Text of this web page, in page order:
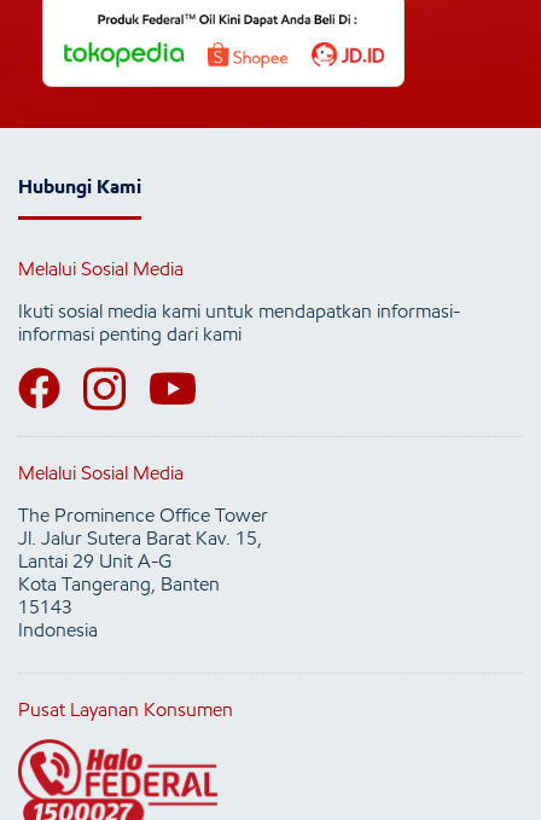
Hubungi Kami
Melalui Sosial Media
Ikuti sosial media kami untuk mendapatkan informasi-
informasi penting dari kami
Melalui Sosial Media
The Prominence Office Tower
Jl. Jalur Sutera Barat Kav. 15,
Lantai 29 Unit A-G
Kota Tangerang, Banten
15143
Indonesia
Pusat Layanan Konsumen